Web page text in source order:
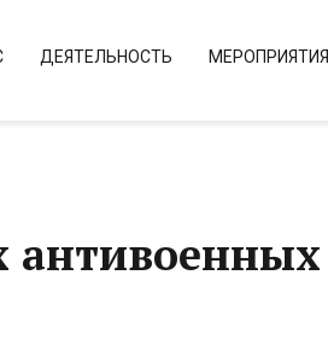
ДЕЯТЕЛЬНОСТЬ МЕРОПРИЯТИЯ
антивоенных